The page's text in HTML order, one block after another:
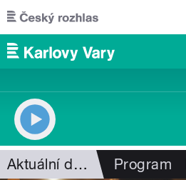
Přejít k hlavnímu obsahu
Aktuální dění Program